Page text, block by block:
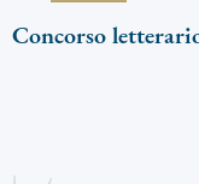
Concorso